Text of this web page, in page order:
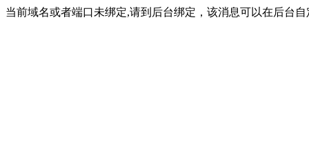
当前域名或者端口未绑定,请到后台绑定，该消息可以在后台自